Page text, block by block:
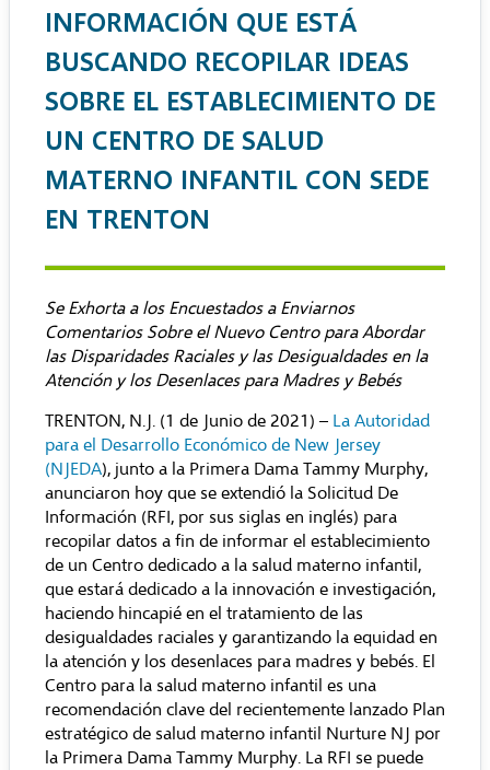
INFORMACIÓN QUE ESTÁ
BUSCANDO RECOPILAR IDEAS
SOBRE EL ESTABLECIMIENTO DE
UN CENTRO DE SALUD
MATERNO INFANTIL CON SEDE
EN TRENTON
Se Exhorta a los Encuestados a Enviarnos
Comentarios Sobre el Nuevo Centro para Abordar
las Disparidades Raciales y las Desigualdades en la
Atención y los Desenlaces para Madres y Bebés
TRENTON, N.J. (1 de Junio de 2021) – La Autoridad
para el Desarrollo Económico de New Jersey
(NJEDA), junto a la Primera Dama Tammy Murphy,
anunciaron hoy que se extendió la Solicitud De
Información (RFI, por sus siglas en inglés) para
recopilar datos a fin de informar el establecimiento
de un Centro dedicado a la salud materno infantil,
que estará dedicado a la innovación e investigación,
haciendo hincapié en el tratamiento de las
desigualdades raciales y garantizando la equidad en
la atención y los desenlaces para madres y bebés. El
Centro para la salud materno infantil es una
recomendación clave del recientemente lanzado Plan
estratégico de salud materno infantil Nurture NJ por
la Primera Dama Tammy Murphy. La RFI se puede